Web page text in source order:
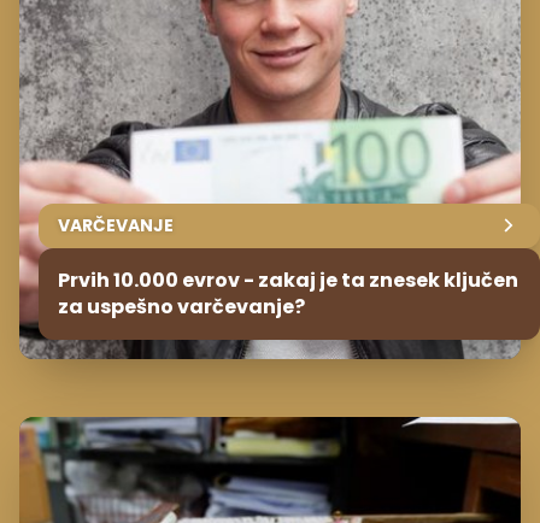
VARČEVANJE
Prvih 10.000 evrov - zakaj je ta znesek ključen
za uspešno varčevanje?